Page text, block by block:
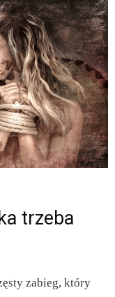
trzeba
zabieg, który